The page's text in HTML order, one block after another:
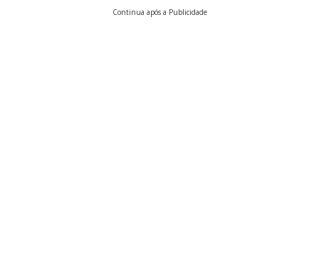
Continua após a Publicidade